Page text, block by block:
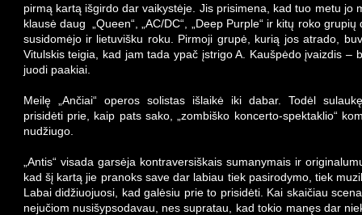
pirmą kartą išgirdo dar vaikystėje. Jis prisimena, kad tuo metu jo
klausė daug „Queen“, „AC/DC“, „Deep Purple“ ir kitų roko
susidomėjo ir lietuvišku roku. Pirmoji grupė, kurią jos atrado,
Vitulskis teigia, kad jam tada ypač įstrigo A. Kaušpėdo įvaizdis –
juodi paakiai.
Meilę „Ančiai“ operos solistas išlaikė iki dabar. Todėl
prisidėti prie, kaip pats sako, „zombiško koncerto-spektaklio“
nudžiugo.
„Antis“ visada garsėja kontraversiškais sumanymais ir
kad šį kartą jie pranoks save dar labiau tiek pasirodymo, tiek
Labai didžiuojuosi, kad galėsiu prie to prisidėti. Kai skaičiau
nejučiom nusišypsodavau, nes supratau, kad tokio manęs dar